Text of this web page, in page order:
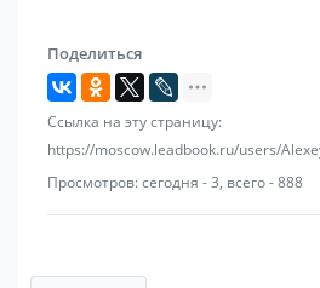
Поделиться
Ссылка на эту страницу:
https://moscow.leadbook.ru/users/
Просмотров: сегодня - 3, всего - 888